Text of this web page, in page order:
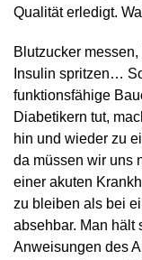
Qualität erledigt.
Blutzucker
Insulin spritzen…
funktionsfähige
Diabetikern tut,
hin und wieder zu
da müsse­n wir uns
einer akuten
zu bleiben als bei
absehbar. Man hält
Anweisungen des